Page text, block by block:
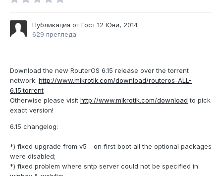
Публикация от Гост12 Юни, 2014
629 прегледа
Download the new RouterOS 6.15 release over the torrent
network: http://www.mikrotik.com/download/routeros-ALL-
6.15.torrent
Otherwise please visit http://www.mikrotik.com/download to pick
exact version!
6.15 changelog:
*) fixed upgrade from v5 - on first boot all the optional packages
were disabled;
*) fixed problem where sntp server could not be specified in